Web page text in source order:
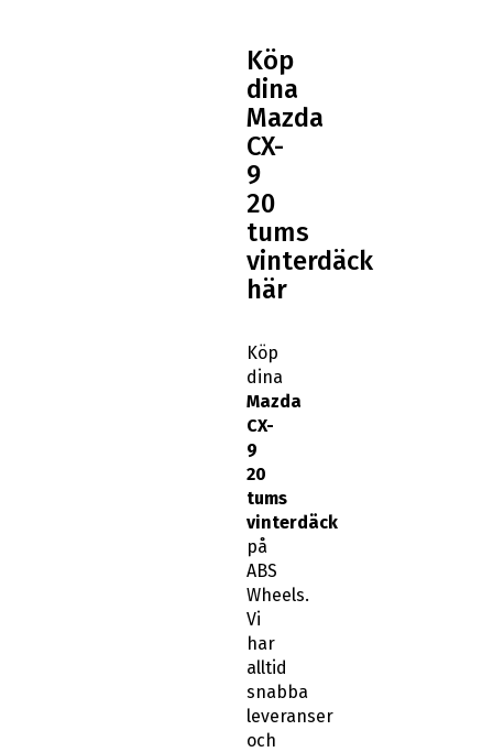
Köp
dina
Mazda
CX-
9
20
tums
vinterdäck
här
Köp
dina
Mazda
CX-
9
20
tums
vinterdäck
på
ABS
Wheels.
Vi
har
alltid
snabba
leveranser
och